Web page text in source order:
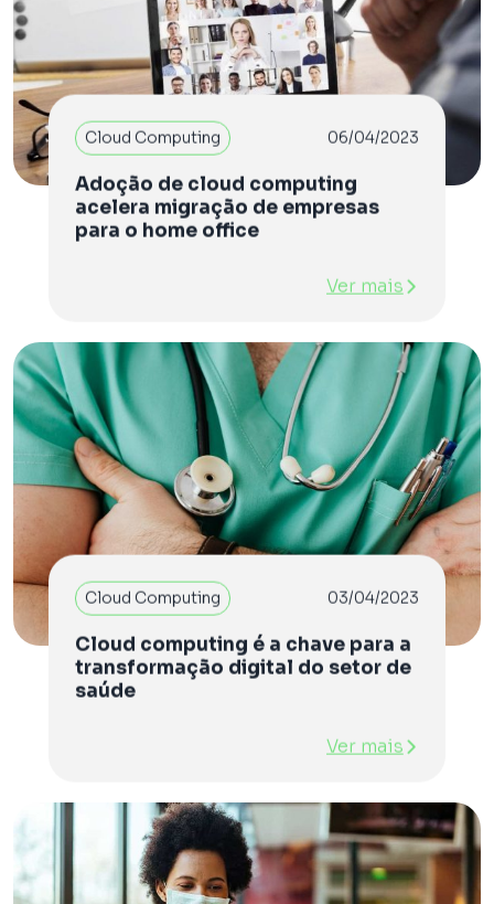
Cloud Computing 06/04/2023
Adoção de cloud computing
acelera migração de empresas
para o home office
Ver mais
Cloud Computing 03/04/2023
Cloud computing é a chave para a
transformação digital do setor de
saúde
Ver mais